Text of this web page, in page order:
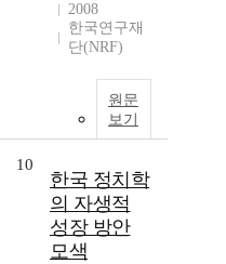
2008
한국연구재
단(NRF)
원문
보기
10
한국 정치학
의 자생적
성장 방안
모색